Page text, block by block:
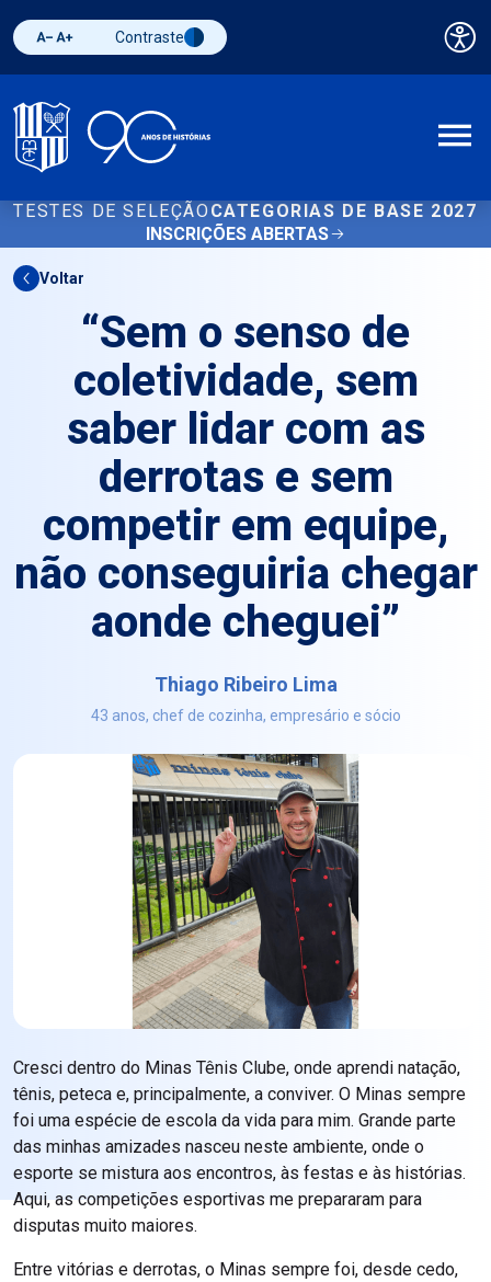
Diminuir fonte
Aumentar fonteAlternar contraste
Contraste
TESTES DE SELEÇÃO CATEGORIAS DE BASE 2027
INSCRIÇÕES ABERTAS
Voltar
“Sem o senso de
coletividade, sem
saber lidar com as
derrotas e sem
competir em equipe,
não conseguiria chegar
aonde cheguei”
Thiago Ribeiro Lima
43 anos, chef de cozinha, empresário e sócio
Cresci dentro do Minas Tênis Clube, onde aprendi natação,
tênis, peteca e, principalmente, a conviver. O Minas sempre
foi uma espécie de escola da vida para mim. Grande parte
das minhas amizades nasceu neste ambiente, onde o
esporte se mistura aos encontros, às festas e às histórias.
Aqui, as competições esportivas me prepararam para
disputas muito maiores.
Entre vitórias e derrotas, o Minas sempre foi, desde cedo,